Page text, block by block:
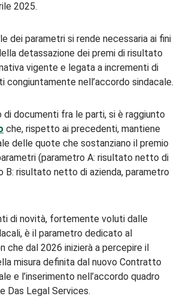
2025.
dei parametri si rende necessaria ai fini
detassazione dei premi di risultato
vigente e legata a incrementi di
nell’accordo sindacale.
di documenti fra le parti, si è raggiunto
che, rispetto ai precedenti, mantiene
delle quote che sostanziano il premio
(parametro A: risultato netto di
B: risultato netto di azienda, parametro
di novità, fortemente voluti dalle
è il parametro dedicato al
che dal 2026 inizierà a percepire il
misura definita dal nuovo Contratto
e l’inserimento nell’accordo quadro
Das Legal Services.